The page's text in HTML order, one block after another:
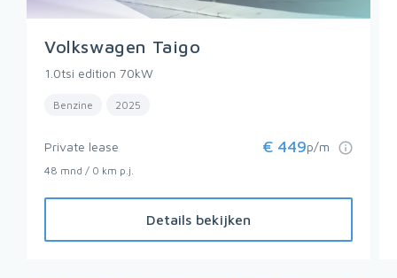
Volkswagen Taigo
1.0tsi edition 70kW
Benzine 2025
Private lease € 449p/m
48 mnd / 0 km p.j.
Details bekijken